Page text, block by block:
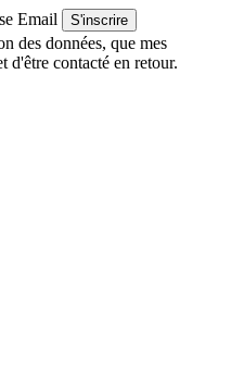
Email S'inscrire
des données, que mes
d'être contacté en retour.